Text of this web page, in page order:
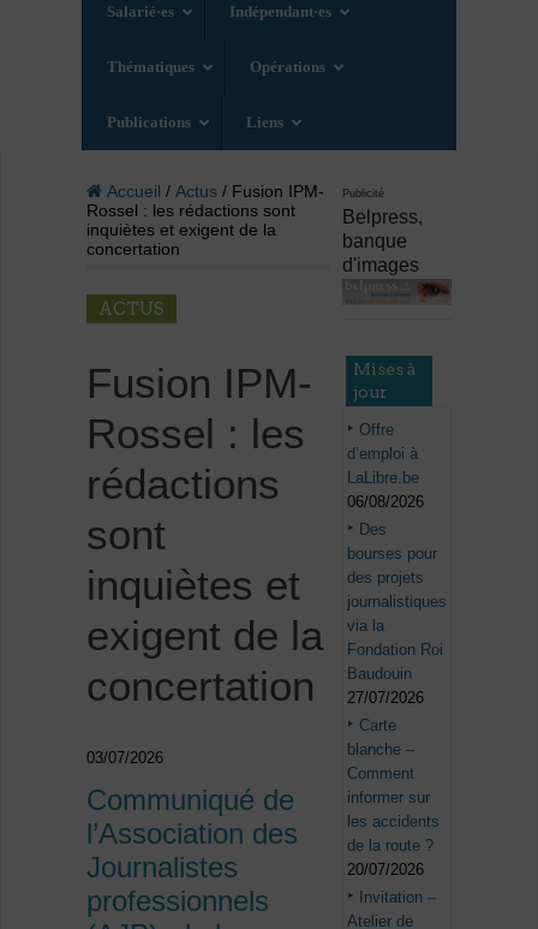
Salarié·es Indépendant·es
Thématiques Opérations
Publications Liens
Accueil / Actus/ Fusion IPM-
Rossel : les rédactions sont
inquiètes et exigent de la
concertation
ACTUS
Fusion IPM-
Rossel : les
rédactions
sont
inquiètes et
exigent de la
concertation
03/07/2026
Communiqué de
l’Association des
Journalistes
professionnels
Publicité
Belpress,
banque
d'images
Mises à
jour
Offre
d’emploi à
LaLibre.be
06/08/2026
Des
bourses pour
des projets
journalistiques
via la
Fondation Roi
Baudouin
27/07/2026
Carte
blanche –
Comment
informer sur
les accidents
de la route ?
20/07/2026
Invitation –
Atelier de